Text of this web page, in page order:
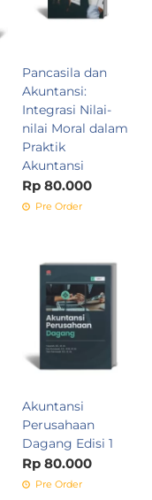
Pancasila dan
Akuntansi:
Integrasi Nilai-
nilai Moral dalam
Praktik
Akuntansi
Rp 80.000
Pre Order
Akuntansi
Perusahaan
Dagang Edisi 1
Rp 80.000
Pre Order